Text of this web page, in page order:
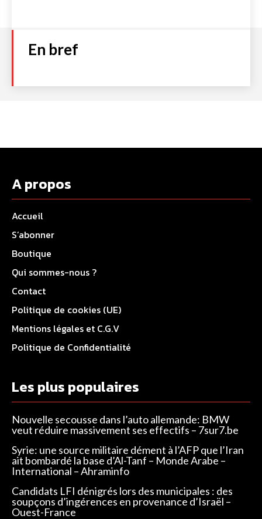
En bref
A propos
Accueil
S’abonner
Boutique
Qui sommes-nous ?
Contact
Politique de cookies (UE)
Mentions légales et C.G.V
Politique de Confidentialité
Les plus populaires
Nouvelle secousse dans l’auto allemande: BMW
veut réduire massivement ses effectifs – 7sur7.be
Syrie: une source militaire dément à l’AFP que l’Iran
ait bombardé la base d’Al-Tanf – Monde Arabe –
International – Ahraminfo
Candidats LFI dénigrés lors des municipales : des
soupçons d’ingérences en provenance d’Israël –
Ouest-France